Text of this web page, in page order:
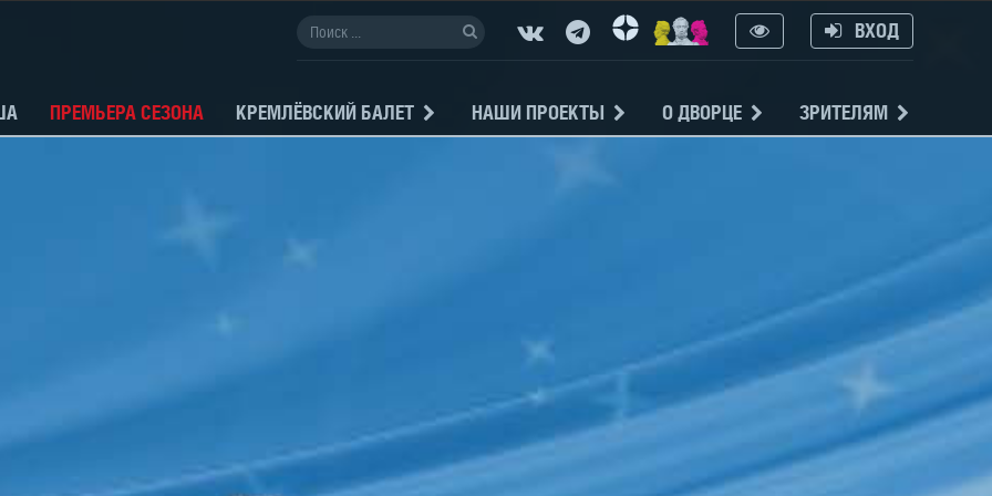
ВХОД
ПРЕМЬЕРА СЕЗОНА КРЕМЛЁВСКИЙ БАЛЕТ НАШИ ПРОЕКТЫ О ДВОРЦЕ ЗРИТЕЛЯМ